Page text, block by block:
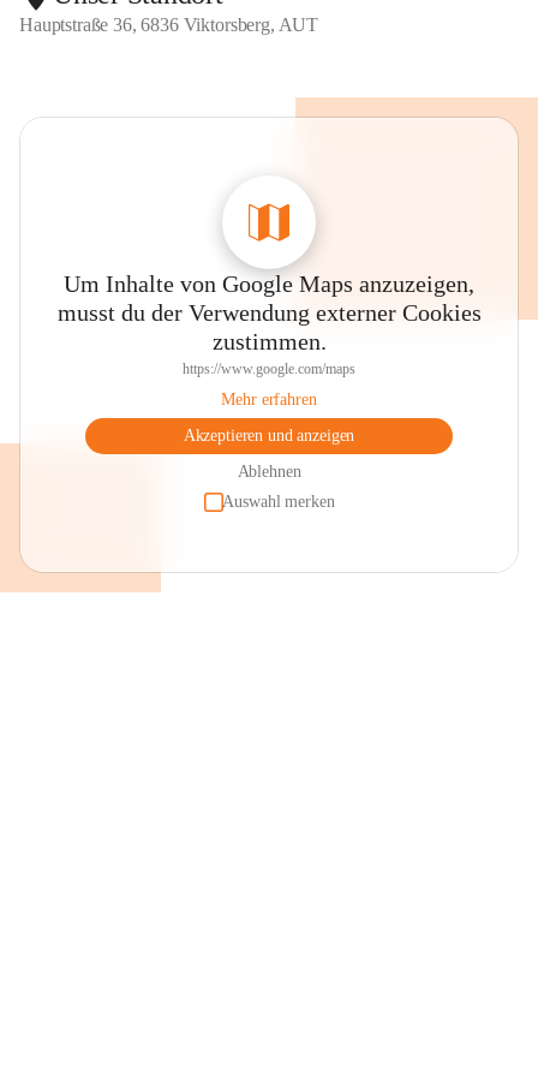
Hauptstraße 36, 6836 Viktorsberg, AUT
Um Inhalte von Google Maps anzuzeigen,
musst du der Verwendung externer Cookies
zustimmen.
https://www.google.com/maps
Mehr erfahren
Akzeptieren und anzeigen
Ablehnen
Auswahl merken